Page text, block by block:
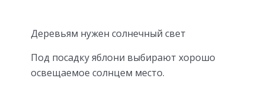
Деревьям нужен солнечный свет
Под посадку яблони выбирают хорошо
освещаемое солнцем место.